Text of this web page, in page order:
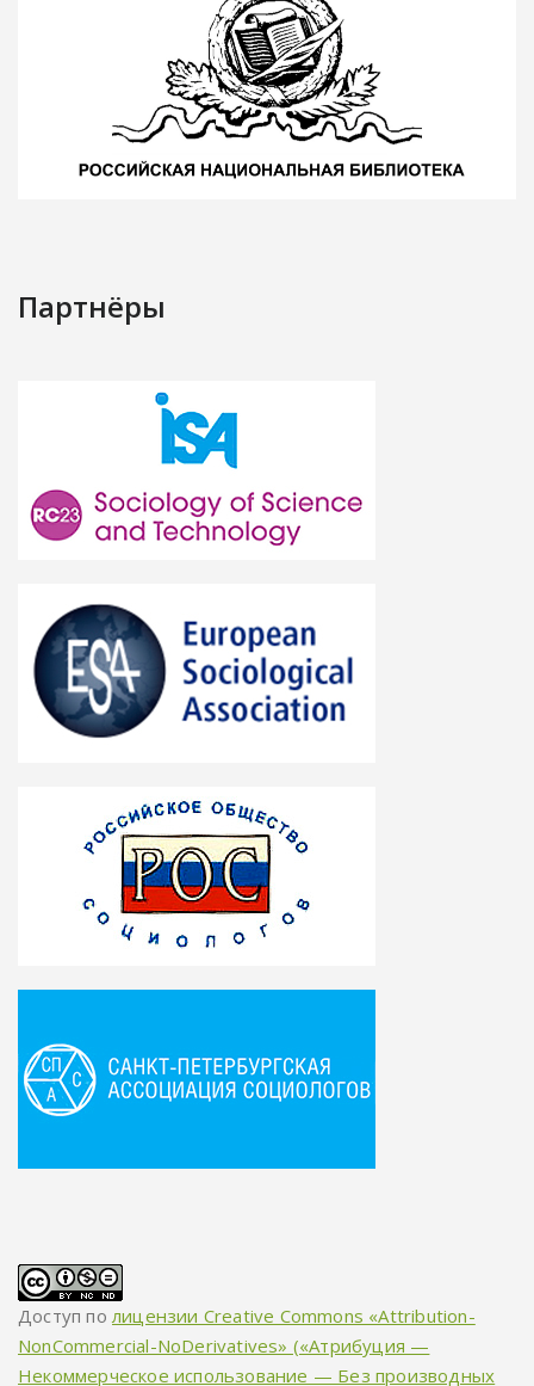
Партнёры
Доступ по лицензии Creative Commons «Attribution-
NonCommercial-NoDerivatives» («Атрибуция —
Некоммерческое использование — Без производных